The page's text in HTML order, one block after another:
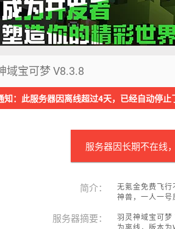
域宝可梦 V8.3.8
知：此服务器因离线超过4天，已经自动停止
服务器因长期不在线
简介：
无氪金免费飞行
神兽，一人一号
服务器摘要：
羽灵神域宝可